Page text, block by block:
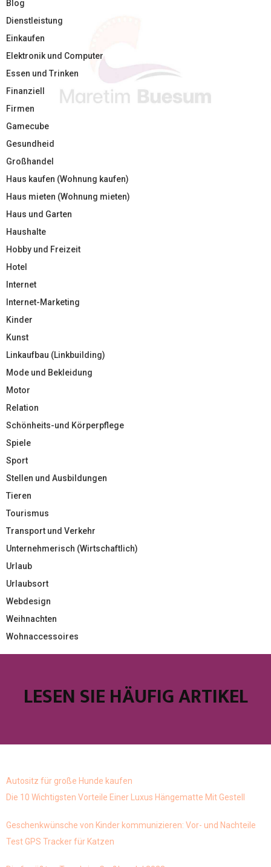
Blog
Dienstleistung
Einkaufen
Elektronik und Computer
Essen und Trinken
Finanziell
Firmen
Gamecube
Gesundheid
Großhandel
Haus kaufen (Wohnung kaufen)
Haus mieten (Wohnung mieten)
Haus und Garten
Haushalte
Hobby und Freizeit
Hotel
Internet
Internet-Marketing
Kinder
Kunst
Linkaufbau (Linkbuilding)
Mode und Bekleidung
Motor
Relation
Schönheits-und Körperpflege
Spiele
Sport
Stellen und Ausbildungen
Tieren
Tourismus
Transport und Verkehr
Unternehmerisch (Wirtschaftlich)
Urlaub
Urlaubsort
Webdesign
Weihnachten
Wohnaccessoires
LESEN SIE HÄUFIG ARTIKEL
Autositz für große Hunde kaufen
Die 10 Wichtigsten Vorteile Einer Luxus Hängematte Mit Gestell
Geschenkwünsche von Kinder kommunizieren: Vor- und Nachteile
Test GPS Tracker für Katzen